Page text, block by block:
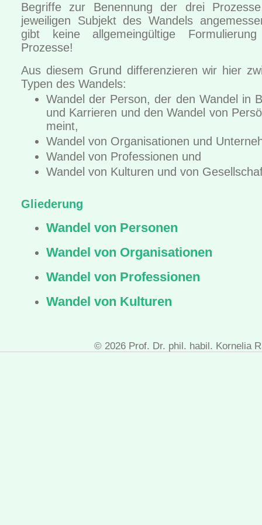
Begriffe zur Benennung der drei
jeweiligen Subjekt des Wandels
gibt keine allgemeingültige
Prozesse!
Aus diesem Grund differenzieren wir hier
Typen des Wandels:
Wandel der Person, der den Wandel in
und Karrieren und den Wandel von
meint,
Wandel von Organisationen und
Wandel von Professionen und
Wandel von Kulturen und von
Gliederung
Wandel von Personen
Wandel von Organisationen
Wandel von Professionen
Wandel von Kulturen
© 2026 Prof. Dr. phil. habil. Kornelia